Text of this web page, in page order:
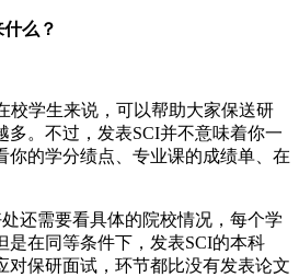
么？
校学生来说，可以帮助大家保送研
多。不过，发表SCI并不意味着你一
你的学分绩点、专业课的成绩单、在
还需要看具体的院校情况，每个学
是在同等条件下，发表SCI的本科
对保研面试，环节都比没有发表论文